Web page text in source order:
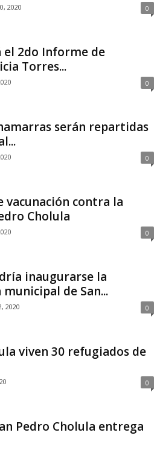
2020 0
el 2do Informe de
Torres...
0
serán repartidas
0
vacunación contra la
Cholula
0
inaugurarse la
de San...
2020 0
viven 30 refugiados de
0
Pedro Cholula entrega